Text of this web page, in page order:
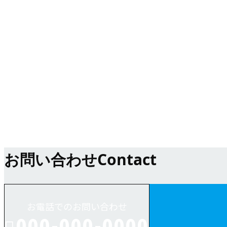
お問い合わせContact